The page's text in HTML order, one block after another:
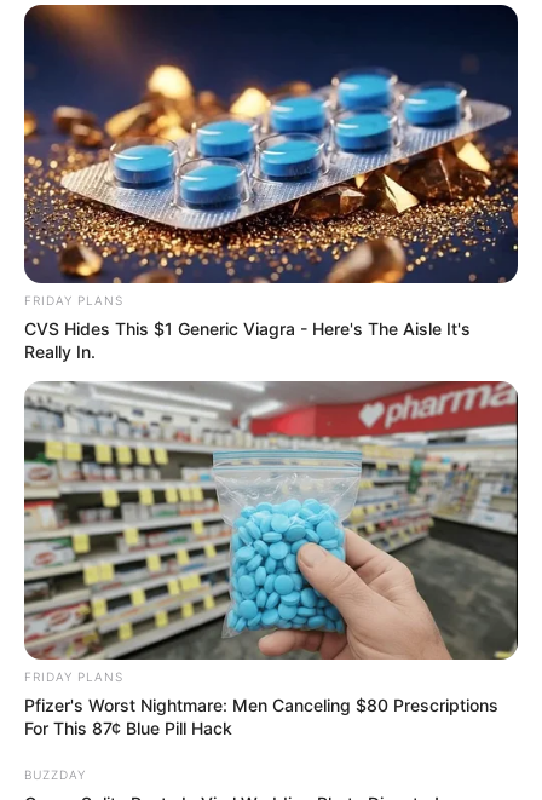
ราศีเมถุน
ดาวศุกร์ที่ย้ายจะส่งผลให้ การเดินทางไม่ราบรื่น อาจต้อง
เสียเวลาในการเดินทางจากที่เคยเดินทางง่ายๆ สะดวก
สบายก็จะต้องเสียเวลาให้กับอุปสรรคเล็กๆ น้อยๆ ระหว่าง
ทาง มีเกณฑ์ทำให้อาจจะต้องเสียเงินไปซ่อมโน่น ซ่อมนี่
ดังนั้นอย่าลืมเช็กเครื่องยนต์และลมยางให้ดีก่อนออกเดิน
ทาง เป็นการเตรียมความพร้อมในระดับหนึ่ง นอกจากนี้
ยังมีเกณฑ์ต้องไปขึ้นโรงขึ้นศาลอีกด้วย ดังนั้นอย่า
ประมาทในการใช้ชีวิตเด็ดขาด
FRIDAY PLANS
CVS Hides This $1 Generic Viagra - Here's The Aisle It's
Really In.
FRIDAY PLANS
Pfizer's Worst Nightmare: Men Canceling $80 Prescriptions
For This 87¢ Blue Pill Hack
BUZZDAY